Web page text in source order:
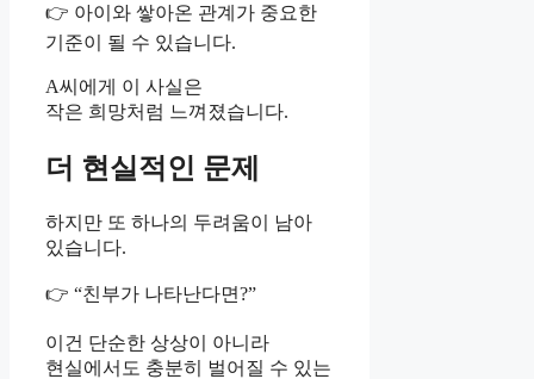
👉 아이와 쌓아온 관계가 중요한
기준이 될 수 있습니다.
A씨에게 이 사실은
작은 희망처럼 느껴졌습니다.
더 현실적인 문제
하지만 또 하나의 두려움이 남아
있습니다.
👉 “친부가 나타난다면?”
이건 단순한 상상이 아니라
현실에서도 충분히 벌어질 수 있는